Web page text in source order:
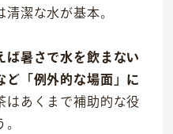
潔な水が基本。
暑さで水を飲まない
ど「例外的な場面」に
はあくまで補助的な役